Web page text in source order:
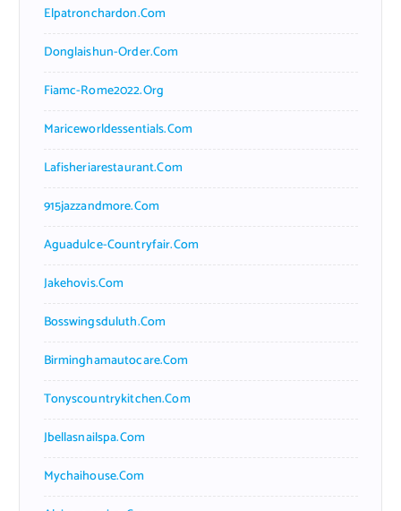
Elpatronchardon.com
Donglaishun-Order.com
Fiamc-Rome2022.org
Mariceworldessentials.com
Lafisheriarestaurant.com
915jazzandmore.com
Aguadulce-Countryfair.com
Jakehovis.com
Bosswingsduluth.com
Birminghamautocare.com
Tonyscountrykitchen.com
Jbellasnailspa.com
Mychaihouse.com